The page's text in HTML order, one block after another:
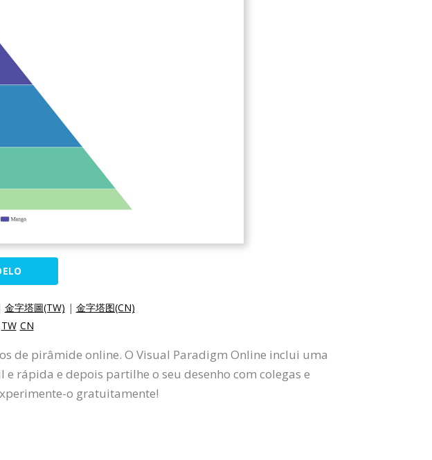
金字塔圖(TW) | 金字塔图(CN)
TW CN
de pirâmide online. O Visual Paradigm Online inclui uma
rápida e depois partilhe o seu desenho com colegas e
o gratuitamente!